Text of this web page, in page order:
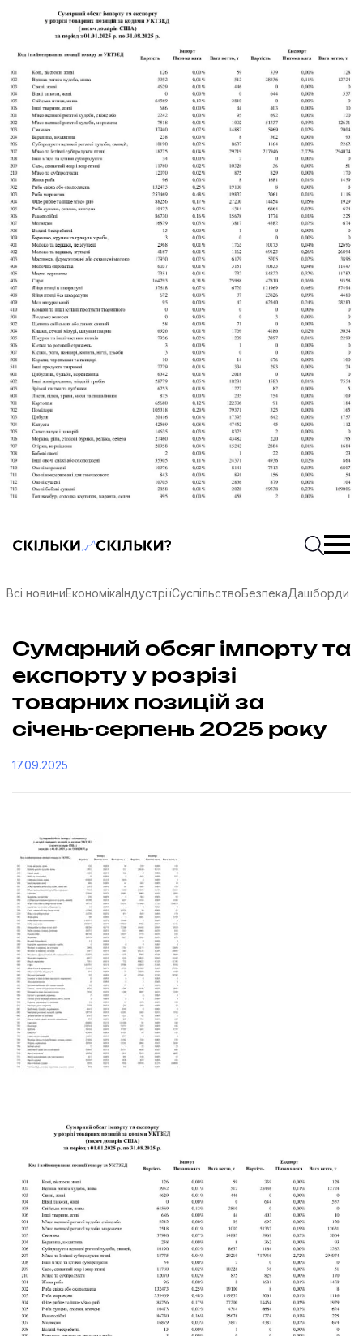
Скільки-скільки? — Медіа про суспільні даніПочати
Всі новиниЕкономікаІндустріїСуспільствоБезпекаДашборди
Сумарний обсяг імпорту та
експорту у розрізі
товарних позицій за
січень-серпень 2025 року
17.09.2025